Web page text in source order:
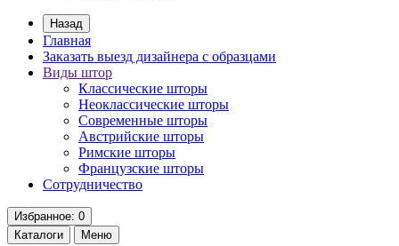
Назад
Главная
Заказать выезд дизайнера с образцами
Виды штор
Классические шторы
Неоклассические шторы
Современные шторы
Австрийские шторы
Римские шторы
Французские шторы
Сотрудничество
Избранное: 0
Каталоги
Меню